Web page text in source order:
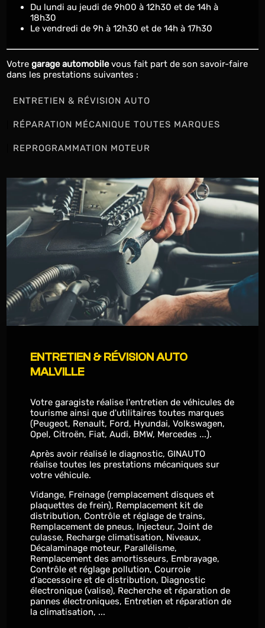
du lundi au jeudi de 9h00 à 12h30 et de 14h à
18h30
le vendredi de 9h à 12h30 et de 14h à 17h30
Votre garage automobilevous fait part de son savoir-faire
dans les prestations suivantes :
ENTRETIEN & RÉVISION AUTO
RÉPARATION MÉCANIQUE TOUTES MARQUES
REPROGRAMMATION MOTEUR
ENTRETIEN & RÉVISION AUTO
MALVILLE
Votre garagiste réalise l'entretien de véhicules de
tourisme ainsi que d'utilitaires toutes marques
(Peugeot, Renault, Ford, Hyundai, Volkswagen,
Opel, Citroën, Fiat, Audi, BMW, Mercedes ...).
Après avoir réalisé le diagnostic, GINAUTO
réalise toutes les prestations mécaniques sur
votre véhicule.
Vidange, Freinage (remplacement disques et
plaquettes de frein), Remplacement kit de
distribution, Contrôle et réglage de trains,
Remplacement de pneus, Injecteur, Joint de
culasse, Recharge climatisation, Niveaux,
Décalaminage moteur, Parallélisme,
Remplacement des amortisseurs, Embrayage,
Contrôle et réglage pollution, Courroie
d'accessoire et de distribution, Diagnostic
électronique (valise), Recherche et réparation de
pannes électroniques, Entretien et réparation de
la climatisation, ...